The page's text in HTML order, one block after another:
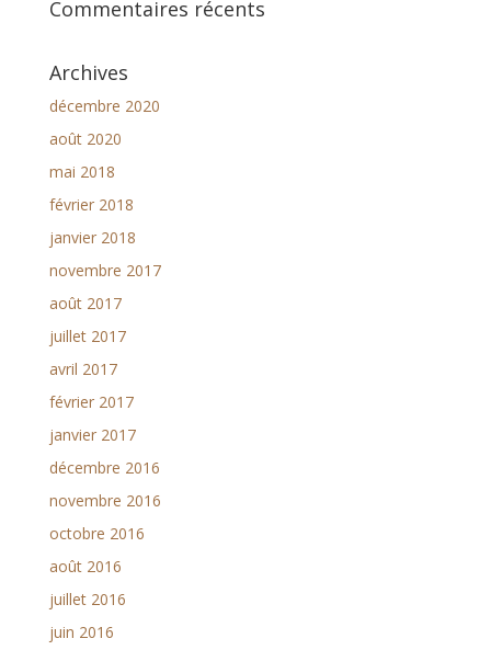
Commentaires récents
Archives
décembre 2020
août 2020
mai 2018
février 2018
janvier 2018
novembre 2017
août 2017
juillet 2017
avril 2017
février 2017
janvier 2017
décembre 2016
novembre 2016
octobre 2016
août 2016
juillet 2016
juin 2016